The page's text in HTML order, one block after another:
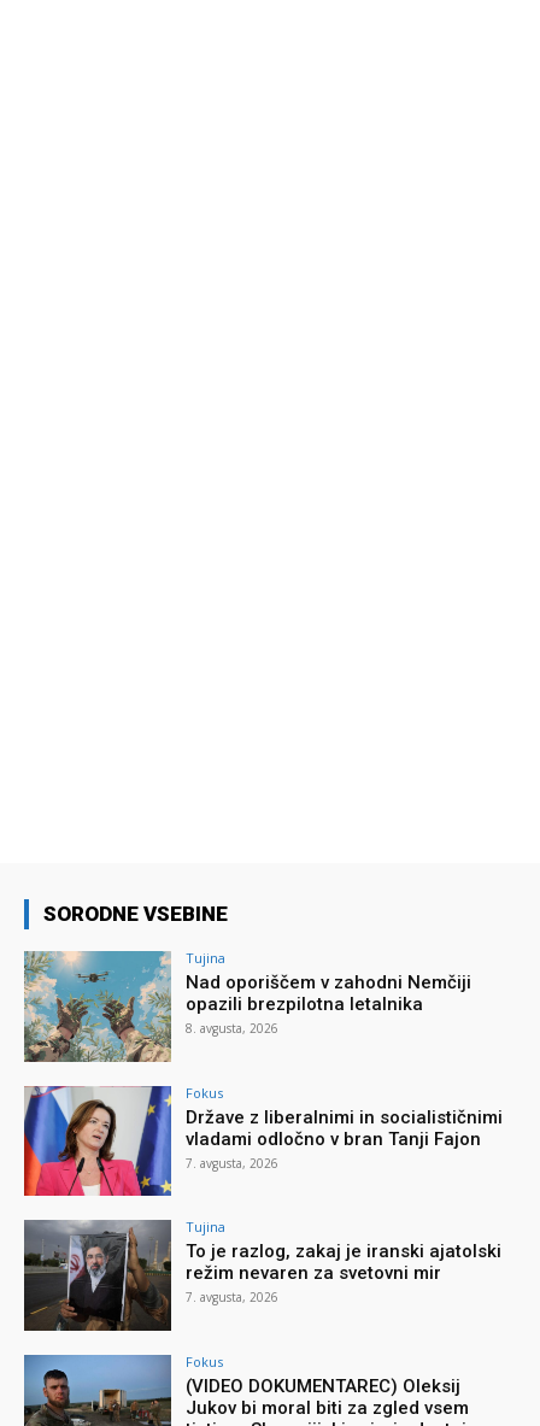
SORODNE VSEBINE
Tujina
Nad oporiščem v zahodni Nemčiji
opazili brezpilotna letalnika
8. avgusta, 2026
Fokus
Države z liberalnimi in socialističnimi
vladami odločno v bran Tanji Fajon
7. avgusta, 2026
Tujina
To je razlog, zakaj je iranski ajatolski
režim nevaren za svetovni mir
7. avgusta, 2026
Fokus
(VIDEO DOKUMENTAREC) Oleksij
Jukov bi moral biti za zgled vsem